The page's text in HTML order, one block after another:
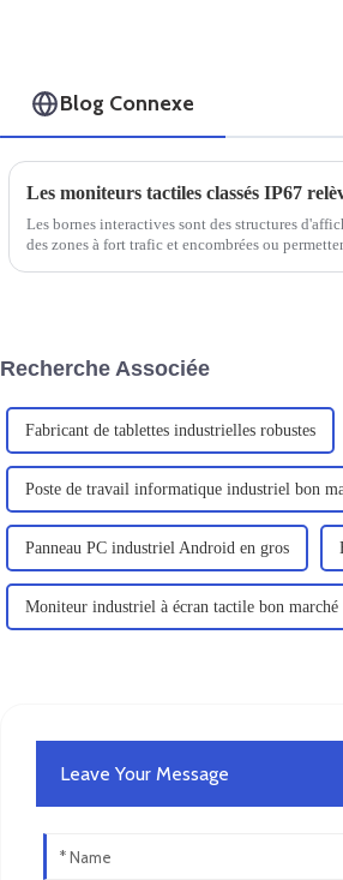
Blog Connexe
Les bornes interactives sont des structures
des zones à fort trafic et encombrées ou
Recherche Associée
Fabricant de tablettes industrielles robustes
Poste de travail informatique industriel bon
Panneau PC industriel Android en gros
Moniteur industriel à écran tactile bon marché
Leave Your Message